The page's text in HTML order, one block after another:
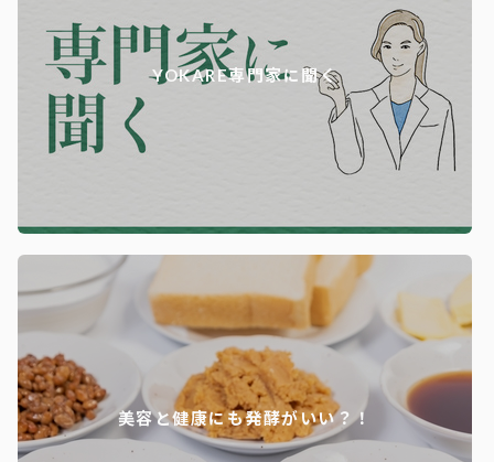
YOKARE専門家に聞く
美容と健康にも発酵がいい？！